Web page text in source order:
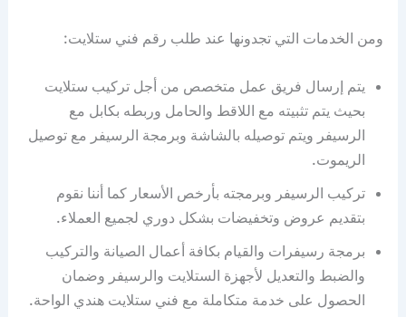
ومن الخدمات التي تجدونها عند طلب رقم فني ستلايت:
يتم إرسال فريق عمل متخصص من أجل تركيب ستلايت
بحيث يتم تثبيته مع اللاقط والحامل وربطه بكابل مع
الرسيفر ويتم توصيله بالشاشة وبرمجة الرسيفر مع توصيل
الريموت.
تركيب الرسيفر وبرمجته بأرخص الأسعار كما أننا نقوم
بتقديم عروض وتخفيضات بشكل دوري لجميع العملاء.
برمجة رسيفرات والقيام بكافة أعمال الصيانة والتركيب
والضبط والتعديل لأجهزة الستلايت والرسيفر وضمان
الحصول على خدمة متكاملة مع فني ستلايت هندي الواحة.